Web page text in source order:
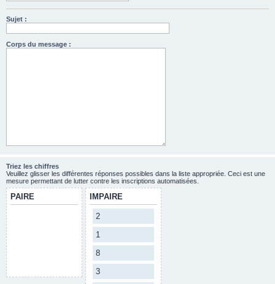
Sujet :
Corps du message :
Triez les chiffres
Veuillez glisser les différentes réponses possibles dans la liste appropriée. Ceci est une
mesure permettant de lutter contre les inscriptions automatisées.
PAIRE IMPAIRE
2
1
8
3